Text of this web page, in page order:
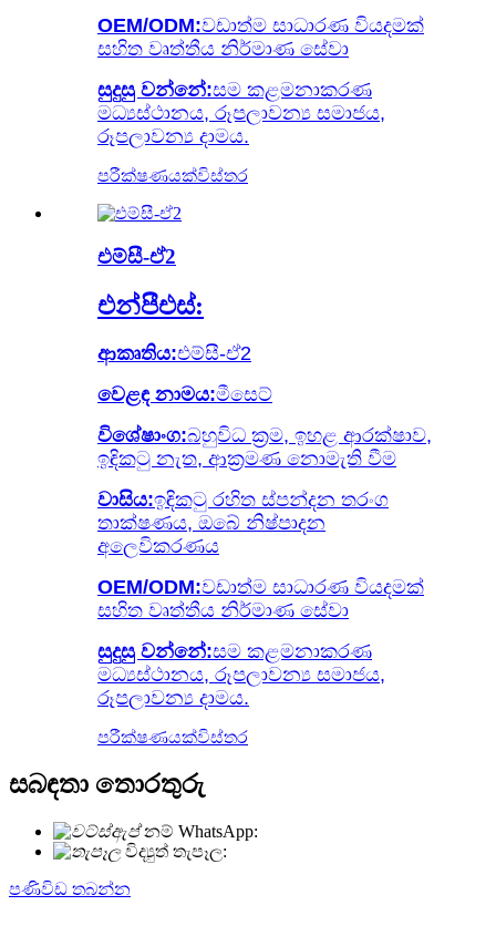
OEM/ODM:වඩාත්ම සාධාරණ වියදමක්
සහිත වෘත්තීය නිර්මාණ සේවා
සුදුසු වන්නේ:සම කළමනාකරණ
මධ්‍යස්ථානය, රූපලාවන්‍ය සමාජය,
රූපලාවන්‍ය දාමය.
පරීක්ෂණයක්විස්තර
එම්සී-ඒ2
එන්පීඑස්:
ආකෘතිය:එම්සී-ඒ2
වෙළඳ නාමය:මීසෙට්
විශේෂාංග:බහුවිධ ක්‍රම, ඉහළ ආරක්ෂාව,
ඉඳිකටු නැත, ආක්‍රමණ නොමැති වීම
වාසිය:ඉඳිකටු රහිත ස්පන්දන තරංග
තාක්ෂණය, ඔබේ නිෂ්පාදන
අලෙවිකරණය
OEM/ODM:වඩාත්ම සාධාරණ වියදමක්
සහිත වෘත්තීය නිර්මාණ සේවා
සුදුසු වන්නේ:සම කළමනාකරණ
මධ්‍යස්ථානය, රූපලාවන්‍ය සමාජය,
රූපලාවන්‍ය දාමය.
පරීක්ෂණයක්විස්තර
සබඳතා තොරතුරු
නම් WhatsApp:
විද්‍යුත් තැපෑල:
පණිවිඩ තබන්න